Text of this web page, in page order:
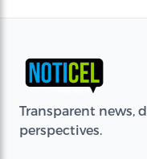
Transparent news,
perspectives.